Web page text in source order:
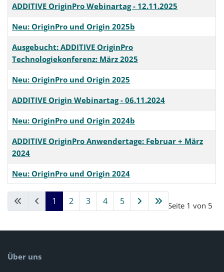
Beiträge
ADDITIVE OriginPro Webinartag - 12.11.2025
Neu: OriginPro und Origin 2025b
Ausgebucht: ADDITIVE OriginPro
Technologiekonferenz: März 2025
Neu: OriginPro und Origin 2025
ADDITIVE Origin Webinartag - 06.11.2024
Neu: OriginPro und Origin 2024b
ADDITIVE OriginPro Anwendertage: Februar + März
2024
Neu: OriginPro und Origin 2024
Seite 1 von 5
1 2 3 4 5
Über uns